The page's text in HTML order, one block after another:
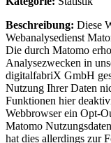
Beschreibung: Diese
Webanalysedienst
Die durch Matomo
Analysezwecken in
digitalfabriX GmbH
Nutzung Ihrer Daten
Funktionen hier
Webbrowser ein Opt-
Matomo
hat dies allerdings zur